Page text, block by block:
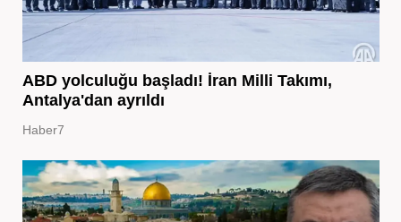
ABD yolculuğu başladı! İran Milli Takımı,
Antalya'dan ayrıldı
Haber7